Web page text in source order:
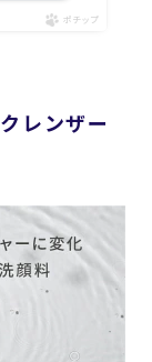
ポチップ
レンザー